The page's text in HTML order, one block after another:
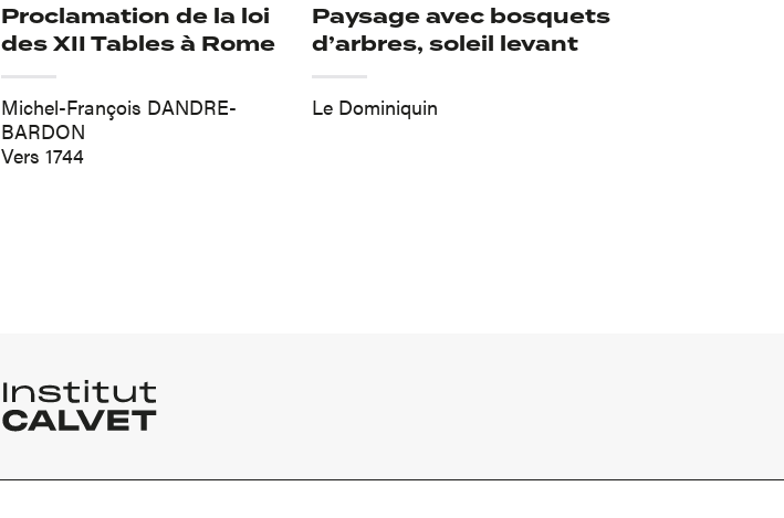
Proclamation de la loi
des XII Tables à Rome
Michel-François DANDRE-
BARDON
Vers 1744
Paysage avec bosquets
d’arbres, soleil levant
Le Dominiquin